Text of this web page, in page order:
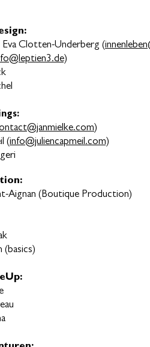
Eva Clotten-Underberg (
)
(info@juliencapmeil.com)
Aignan (Boutique Production)
(basics)